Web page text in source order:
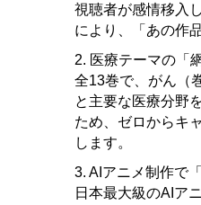
視聴者が感情移入
により、「あの作
2. 医療テーマの「
全13巻で、がん（
と主要な医療分野
ため、ゼロからキ
します。
3. AIアニメ制作で
日本最大級のAIア